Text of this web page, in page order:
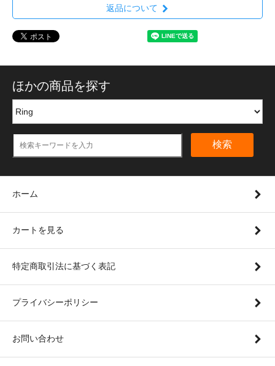
返品について
ほかの商品を探す
検索
ホーム
カートを見る
特定商取引法に基づく表記
プライバシーポリシー
お問い合わせ